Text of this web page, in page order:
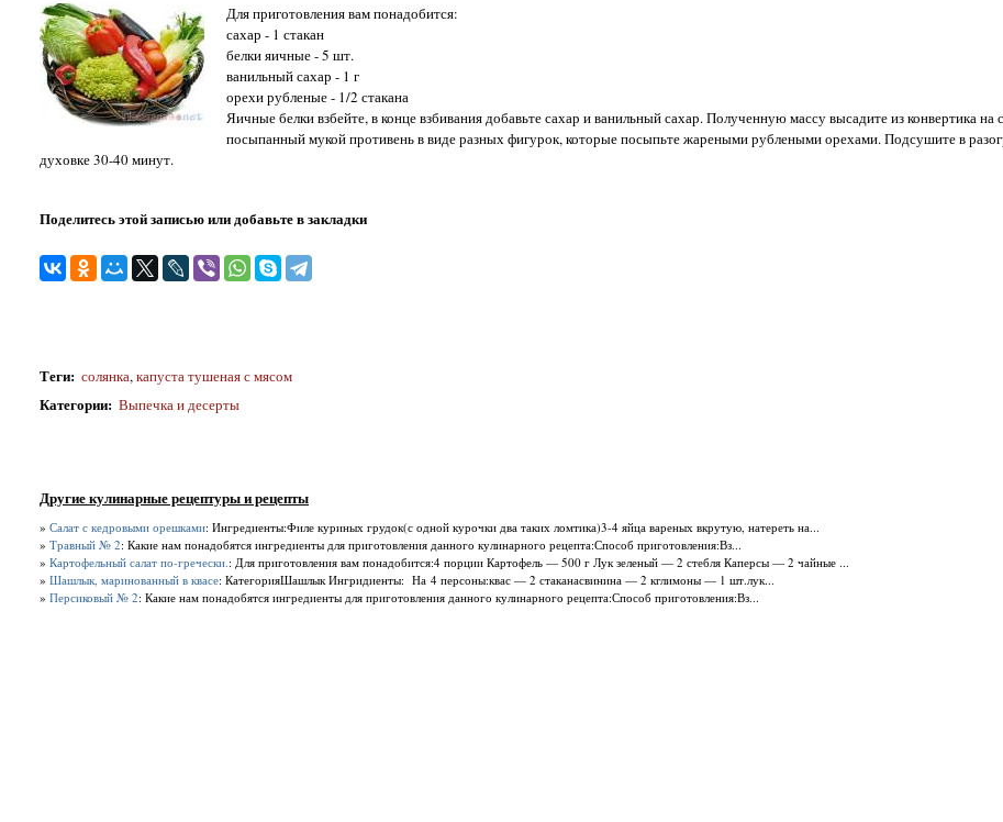
Для приготовления вам понадобится:
сахар - 1 стакан
белки яичные - 5 шт.
ванильный сахар - 1 г
орехи рубленые - 1/2 стакана
Яичные белки взбейте, в конце взбивания добавьте сахар и ванильный сахар. Полученную массу высадите из конвертика
посыпанный мукой противень в виде разных фигурок, которые посыпьте жареными рублеными орехами. Подсушите в
духовке 30-40 минут.
Поделитесь этой записью или добавьте в закладки
Теги: солянка,капуста тушеная с мясом
Категории: Выпечка и десерты
Другие кулинарные рецептуры и рецепты
» Салат с кедровыми орешками: Ингредиенты:Филе куриных грудок(с одной курочки два таких ломтика)3-4 яйца вареных вкрутую, натереть на...
» Травный № 2: Какие нам понадобятся ингредиенты для приготовления данного кулинарного рецепта:Способ приготовления:Вз...
» Картофельный салат по-гречески. : Для приготовления вам понадобится:4 порции Картофель — 500 г Лук зеленый — 2 стебля Каперсы — 2 чайные ...
» Шашлык, маринованный в квасе: КатегорияШашлык Ингридиенты: На 4 персоны:квас — 2 стаканасвинина — 2 кглимоны — 1 шт.лук...
» Персиковый № 2: Какие нам понадобятся ингредиенты для приготовления данного кулинарного рецепта:Способ приготовления:Вз...